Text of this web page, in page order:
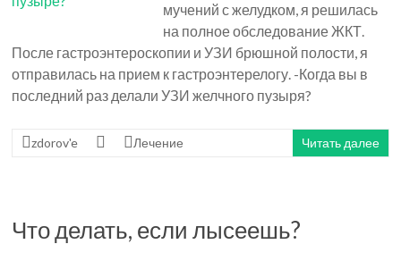
мучений с желудком, я решилась
на полное обследование ЖКТ.
После гастроэнтероскопии и УЗИ брюшной полости, я
отправилась на прием к гастроэнтерелогу. -Когда вы в
последний раз делали УЗИ желчного пузыря?
zdorov'e Лечение Читать далее
Что делать, если лысеешь?